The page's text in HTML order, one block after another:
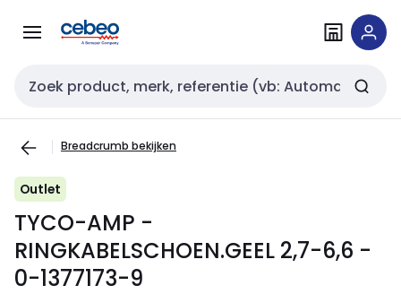
naar
naar
Zoekveld invoer
Breadcrumb bekijken
Outlet
TYCO-AMP -
RINGKABELSCHOEN.GEEL 2,7-6,6 -
0-1377173-9